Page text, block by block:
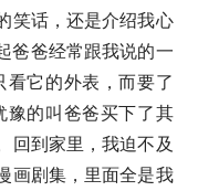
笑话，还是介绍我心
爸经常跟我说的一
看它的外表，而要了
豫的叫爸爸买下了其
回到家里，我迫不及
画剧集，里面全是我